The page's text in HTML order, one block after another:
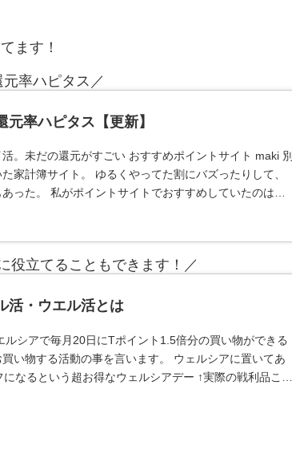
ます！
率ハピタス／
元率ハピタス【更新】
。未だの還元がすごい おすすめポイントサイト maki 別
家計簿サイト。 ゆるくやってた割にバズったりして、
った。 私がポイントサイトでおすすめしていたのは、
役立てることもできます！／
活・ウエル活とは
ルシアで毎月20日にTポイント1.5倍分の買い物ができる
い物する活動の事を言います。 ウェルシアに置いてあ
なるという超お得なウェルシアデー ↑実際の戦利品これ